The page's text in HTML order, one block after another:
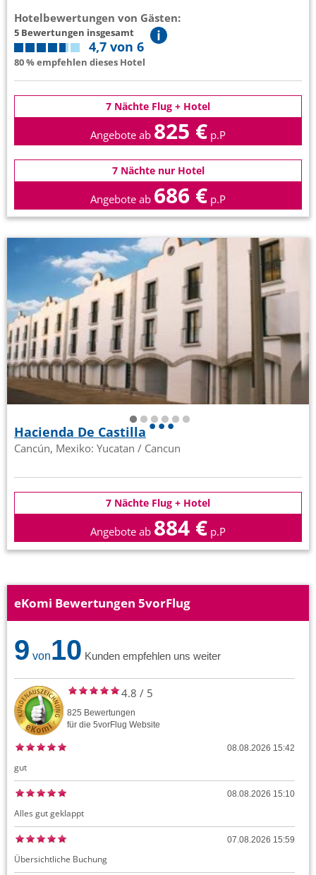
Hotelbewertungen von Gästen:
5 Bewertungen insgesamt
4,7 von 6
80 % empfehlen dieses Hotel
7 Nächte Flug + Hotel
Angebote ab 825 € p.P
7 Nächte nur Hotel
Angebote ab 686 € p.P
Hacienda De Castilla
Cancún, Mexiko: Yucatan / Cancun
7 Nächte Flug + Hotel
Angebote ab 884 € p.P
eKomi Bewertungen 5vorFlug
9 von10 Kunden empfehlen uns weiter
4.8 / 5
825 Bewertungen
für die 5vorFlug Website
08.08.2026 15:42
gut
08.08.2026 15:10
Alles gut geklappt
07.08.2026 15:59
Übersichtliche Buchung